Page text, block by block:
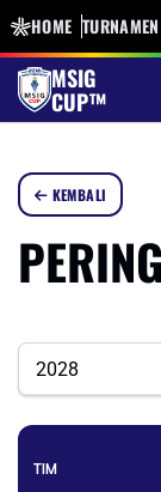
HOME TURNAMEN
MSIG
CUP™
KEMBALI
TIM